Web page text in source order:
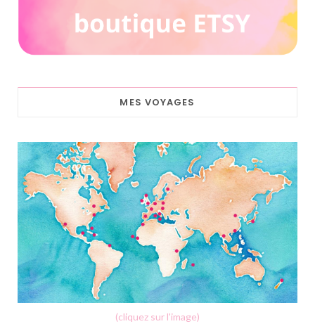
MES VOYAGES
(cliquez sur l'image)